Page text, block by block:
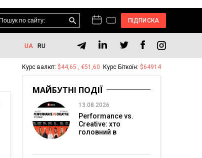
ПІДПИСКА
UA RU
Курс валют: $44,65 , €51,60 Курс Біткоїн: $64914
МАЙБУТНІ ПОДІЇ
13.08.2026
Performance vs.
Creative: хто
головний в